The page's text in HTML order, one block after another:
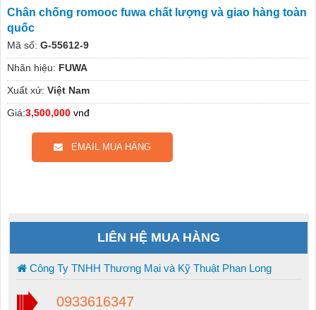
Chân chống romooc fuwa chất lượng và giao hàng toàn
quốc
Mã số: G-55612-9
Nhãn hiệu: FUWA
Xuất xứ: Việt Nam
Giá:3,500,000 vnđ
EMAIL MUA HÀNG
LIÊN HỆ MUA HÀNG
Công Ty TNHH Thương Mại và Kỹ Thuật Phan Long
0933616347